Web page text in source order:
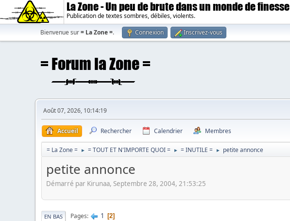
La Zone - Un peu de brute dans un monde de finesse
Publication de textes sombres, débiles, violents.
Bienvenue sur= La Zone =. Connexion Inscrivez-vous
Août 07, 2026, 10:14:19
Accueil Rechercher Calendrier Membres
= La Zone = ► = TOUT ET N'IMPORTE QUOI = ► = INUTILE = ► petite annonce
petite annonce
Démarré par Kirunaa, Septembre 28, 2004, 21:53:25
EN BAS Pages 1 2